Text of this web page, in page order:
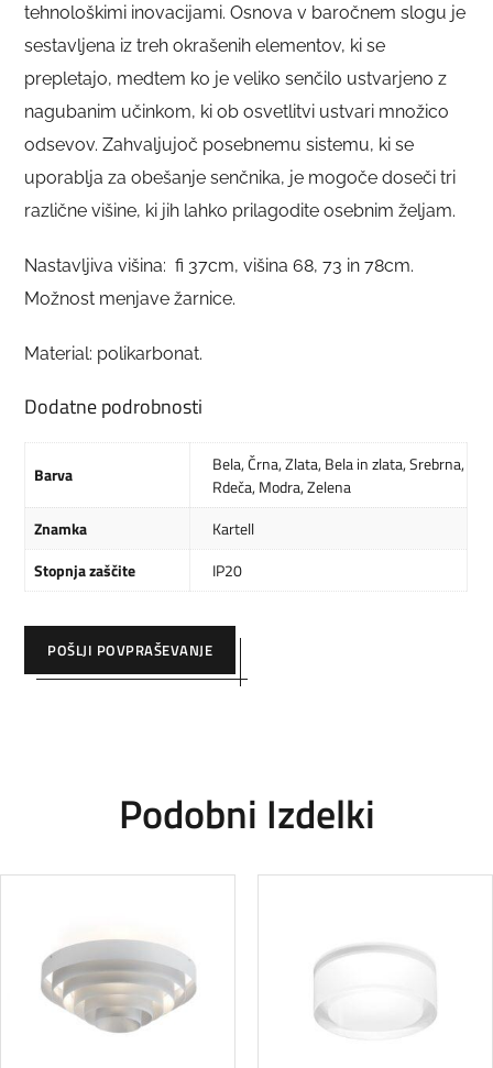
tehnološkimi inovacijami. Osnova v baročnem slogu je
sestavljena iz treh okrašenih elementov, ki se
prepletajo, medtem ko je veliko senčilo ustvarjeno z
nagubanim učinkom, ki ob osvetlitvi ustvari množico
odsevov. Zahvaljujoč posebnemu sistemu, ki se
uporablja za obešanje senčnika, je mogoče doseči tri
različne višine, ki jih lahko prilagodite osebnim željam.
Nastavljiva višina: fi 37cm, višina 68, 73 in 78cm.
Možnost menjave žarnice.
Material: polikarbonat.
Dodatne podrobnosti
Barva Bela,Črna,Zlata,Bela in zlata,Srebrna,
Rdeča,Modra,Zelena
Znamka
Kartell
Stopnja zaščite
IP20
POŠLJI POVPRAŠEVANJE
Podobni Izdelki